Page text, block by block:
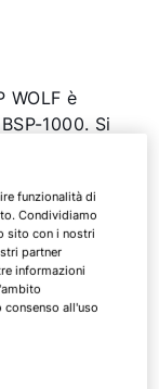
WOLF è
1000. Si
in modo
funzionalità di
Condividiamo
sito con i nostri
partner
informazioni
all'uso